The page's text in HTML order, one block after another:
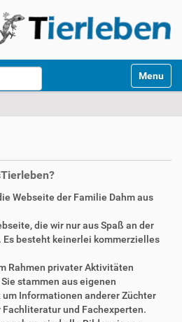
Toggle
Webseite der Familie Dahm aus
die wir nur aus Spaß an der
Es besteht keinerlei kommerzielles
Rahmen privater Aktivitäten
stammen aus eigenen
um Informationen anderer Züchter
Fachliteratur und Fachexperten.